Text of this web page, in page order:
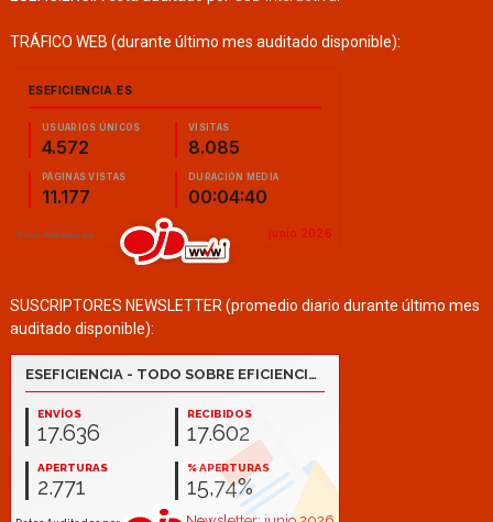
TRÁFICO WEB (durante último mes auditado disponible):
SUSCRIPTORES NEWSLETTER (promedio diario durante último mes
auditado disponible):